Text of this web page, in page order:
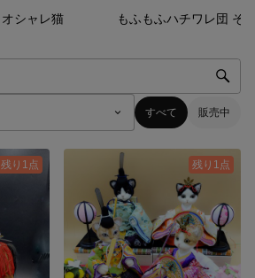
オシャレ猫 もふもふハチワレ団
すべて 販売中
残り1点 残り1点